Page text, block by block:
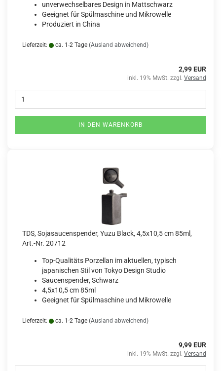
unverwechselbares Design in Mattschwarz
Geeignet für Spülmaschine und Mikrowelle
Produziert in China
Lieferzeit: ca. 1-2 Tage (Ausland abweichend)
2,99 EUR
inkl. 19% MwSt. zzgl. Versand
IN DEN WARENKORB
TDS, Sojasaucenspender, Yuzu Black, 4,5x10,5 cm 85ml,
Art.-Nr. 20712
Top-Qualitäts Porzellan im aktuellen, typisch
japanischen Stil von Tokyo Design Studio
Saucenspender, Schwarz
4,5x10,5 cm 85ml
Geeignet für Spülmaschine und Mikrowelle
Lieferzeit: ca. 1-2 Tage (Ausland abweichend)
9,99 EUR
inkl. 19% MwSt. zzgl. Versand